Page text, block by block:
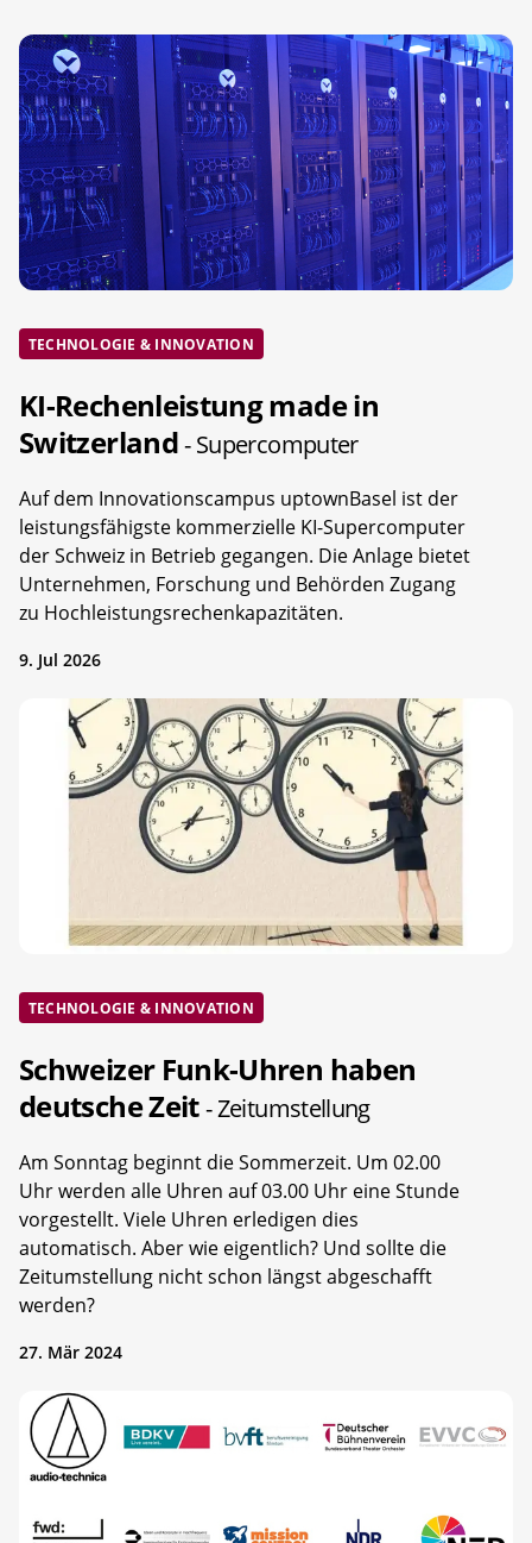
TECHNOLOGIE & INNOVATION
KI-Rechenleistung made in
Switzerland- Supercomputer
Auf dem Innovationscampus uptownBasel ist der
leistungsfähigste kommerzielle KI-Supercomputer
der Schweiz in Betrieb gegangen. Die Anlage bietet
Unternehmen, Forschung und Behörden Zugang
zu Hochleistungsrechenkapazitäten.
9. Jul 2026
TECHNOLOGIE & INNOVATION
Schweizer Funk-Uhren haben
deutsche Zeit- Zeitumstellung
Am Sonntag beginnt die Sommerzeit. Um 02.00
Uhr werden alle Uhren auf 03.00 Uhr eine Stunde
vorgestellt. Viele Uhren erledigen dies
automatisch. Aber wie eigentlich? Und sollte die
Zeitumstellung nicht schon längst abgeschafft
werden?
27. Mär 2024